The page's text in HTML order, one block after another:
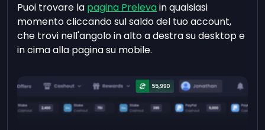
Puoi trovare la pagina Prelevain qualsiasi
momento cliccando sul saldo del tuo account,
che trovi nell'angolo in alto a destra su desktop e
in cima alla pagina su mobile.